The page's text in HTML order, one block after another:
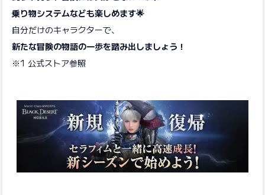
乗り物システムなども楽しめます🌟
自分だけのキャラクターで、
新たな冒険の物語の一歩を踏み出しましょう！
※1 公式ストア参照